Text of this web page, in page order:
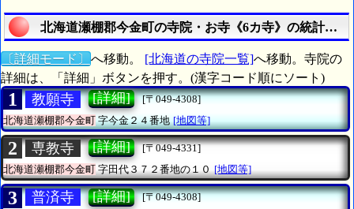
北海道瀬棚郡今金町の寺院・お寺《6カ寺》の統計調査
〔詳細モード〕 へ移動。 [北海道の寺院一覧]へ移動。寺院の
詳細は、「詳細」ボタンを押す。(漢字コード順にソート)
1 教願寺 [詳細]
[〒049-4308]
北海道瀬棚郡今金町字今金２４番地 [地図等]
2 専教寺 [詳細]
[〒049-4331]
北海道瀬棚郡今金町字田代３７２番地の１０ [地図等]
3 普済寺 [詳細]
[〒049-4308]